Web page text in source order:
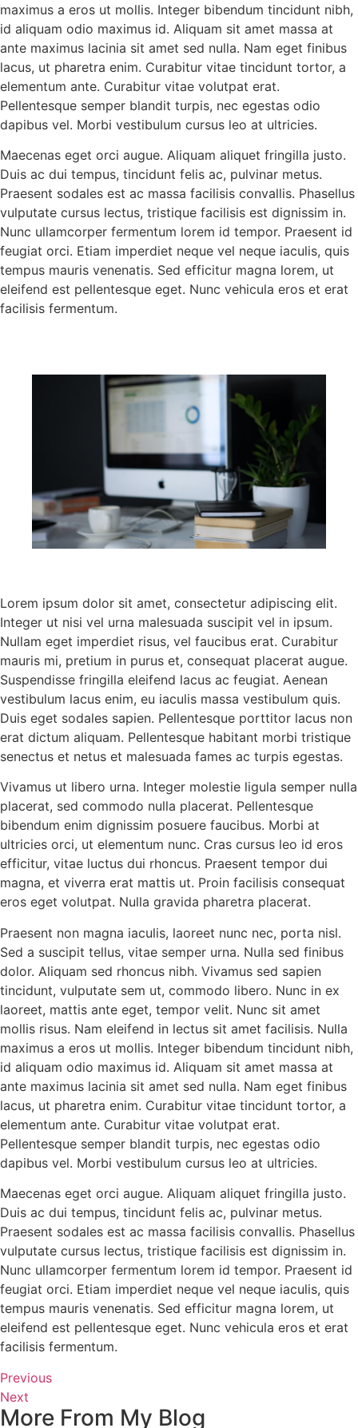
maximus a eros ut mollis. Integer bibendum tincidunt nibh,
id aliquam odio maximus id. Aliquam sit amet massa at
ante maximus lacinia sit amet sed nulla. Nam eget finibus
lacus, ut pharetra enim. Curabitur vitae tincidunt tortor, a
elementum ante. Curabitur vitae volutpat erat.
Pellentesque semper blandit turpis, nec egestas odio
dapibus vel. Morbi vestibulum cursus leo at ultricies.
Maecenas eget orci augue. Aliquam aliquet fringilla justo.
Duis ac dui tempus, tincidunt felis ac, pulvinar metus.
Praesent sodales est ac massa facilisis convallis. Phasellus
vulputate cursus lectus, tristique facilisis est dignissim in.
Nunc ullamcorper fermentum lorem id tempor. Praesent id
feugiat orci. Etiam imperdiet neque vel neque iaculis, quis
tempus mauris venenatis. Sed efficitur magna lorem, ut
eleifend est pellentesque eget. Nunc vehicula eros et erat
facilisis fermentum.
Lorem ipsum dolor sit amet, consectetur adipiscing elit.
Integer ut nisi vel urna malesuada suscipit vel in ipsum.
Nullam eget imperdiet risus, vel faucibus erat. Curabitur
mauris mi, pretium in purus et, consequat placerat augue.
Suspendisse fringilla eleifend lacus ac feugiat. Aenean
vestibulum lacus enim, eu iaculis massa vestibulum quis.
Duis eget sodales sapien. Pellentesque porttitor lacus non
erat dictum aliquam. Pellentesque habitant morbi tristique
senectus et netus et malesuada fames ac turpis egestas.
Vivamus ut libero urna. Integer molestie ligula semper nulla
placerat, sed commodo nulla placerat. Pellentesque
bibendum enim dignissim posuere faucibus. Morbi at
ultricies orci, ut elementum nunc. Cras cursus leo id eros
efficitur, vitae luctus dui rhoncus. Praesent tempor dui
magna, et viverra erat mattis ut. Proin facilisis consequat
eros eget volutpat. Nulla gravida pharetra placerat.
Praesent non magna iaculis, laoreet nunc nec, porta nisl.
Sed a suscipit tellus, vitae semper urna. Nulla sed finibus
dolor. Aliquam sed rhoncus nibh. Vivamus sed sapien
tincidunt, vulputate sem ut, commodo libero. Nunc in ex
laoreet, mattis ante eget, tempor velit. Nunc sit amet
mollis risus. Nam eleifend in lectus sit amet facilisis. Nulla
maximus a eros ut mollis. Integer bibendum tincidunt nibh,
id aliquam odio maximus id. Aliquam sit amet massa at
ante maximus lacinia sit amet sed nulla. Nam eget finibus
lacus, ut pharetra enim. Curabitur vitae tincidunt tortor, a
elementum ante. Curabitur vitae volutpat erat.
Pellentesque semper blandit turpis, nec egestas odio
dapibus vel. Morbi vestibulum cursus leo at ultricies.
Maecenas eget orci augue. Aliquam aliquet fringilla justo.
Duis ac dui tempus, tincidunt felis ac, pulvinar metus.
Praesent sodales est ac massa facilisis convallis. Phasellus
vulputate cursus lectus, tristique facilisis est dignissim in.
Nunc ullamcorper fermentum lorem id tempor. Praesent id
feugiat orci. Etiam imperdiet neque vel neque iaculis, quis
tempus mauris venenatis. Sed efficitur magna lorem, ut
eleifend est pellentesque eget. Nunc vehicula eros et erat
facilisis fermentum.
Previous
Next
More From My Blog